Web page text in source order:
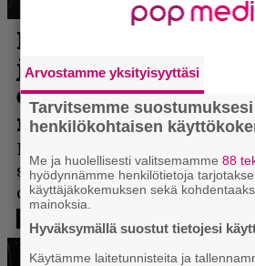
Arvostamme yksityisyyttäsi
Tarvitsemme
henkilökohtaisen
Me ja huolellisesti valitsemamme88
hyödynnämme henkilötietoja
käyttäjäkokemuksen sekä
mainoksia.
Hyväksymällä suostut tietojesi
Käytämme laitetunnisteita ja